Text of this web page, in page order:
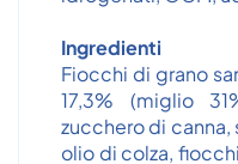
Ingredienti
Fiocchi di grano
17,3% (miglio
zucchero di canna,
olio di colza,